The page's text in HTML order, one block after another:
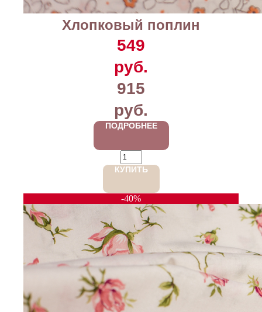
Хлопковый поплин
549
руб.
915
руб.
ПОДРОБНЕЕ
КУПИТЬ
-40%